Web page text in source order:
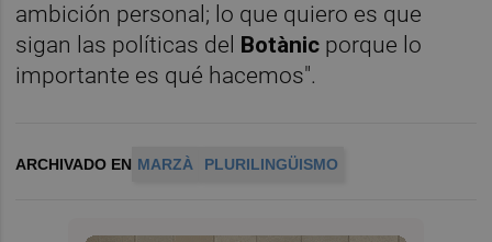
ambición personal; lo que quiero es que
sigan las políticas del Botànic porque lo
importante es qué hacemos".
ARCHIVADO EN MARZÀ PLURILINGÜISMO